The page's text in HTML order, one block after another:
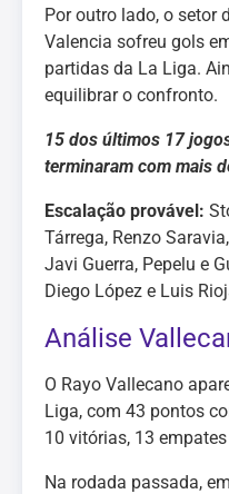
Por outro lado, o setor
Valencia sofreu gols
partidas da La Liga.
equilibrar o confronto.
15 dos últimos 17
terminaram com mais
Escalação provável:
Tárrega, Renzo
Javi Guerra, Pepelu e
Diego López e Luis
Análise
O Rayo Vallecano
Liga, com 43 pontos
10 vitórias, 13
Na rodada passada,